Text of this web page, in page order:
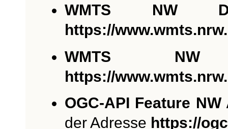
WMTS NW
https://
WMTS NW
https://
OGC-API Feature
der Adresse https://